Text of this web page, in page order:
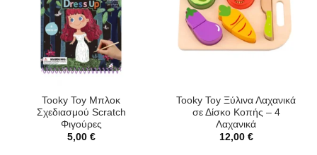
Tooky Toy Μπλοκ
Σχεδιασμού Scratch
Φιγούρες
5,00 €
Tooky Toy Ξύλινα Λαχανικά
σε Δίσκο Κοπής – 4
Λαχανικά
12,00 €